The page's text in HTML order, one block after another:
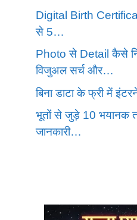
Digital Birth
से 5…
Photo से Detail कैसे
विजुअल सर्च और…
बिना डाटा के फ्री में
भूतों से जुड़े 10 भयानक
जानकारी…